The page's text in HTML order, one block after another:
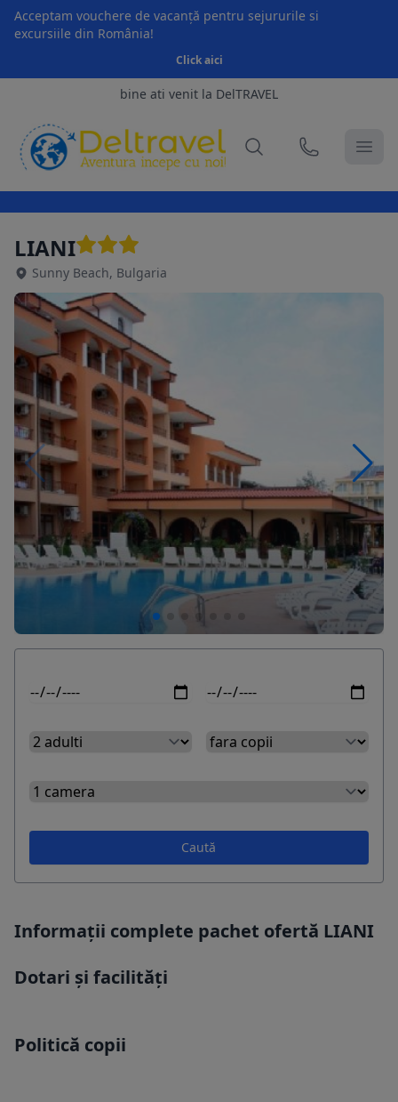
Acceptam vouchere de vacanță pentru sejururile si
excursiile din România!
Click aici
bine ati venit la DelTRAVEL
LIANI
Sunny Beach, Bulgaria
Caută
Informații complete pachet ofertă LIANI
Dotari și facilități
Politică copii